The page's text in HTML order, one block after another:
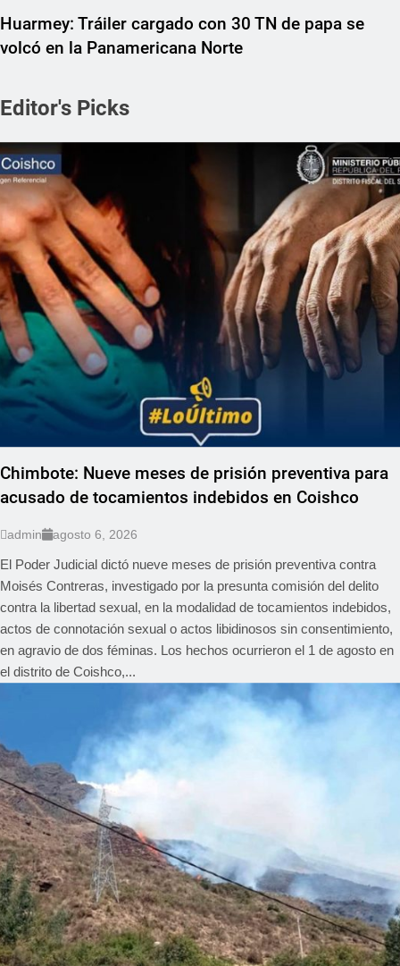
Huarmey: Tráiler cargado con 30 TN de papa se
volcó en la Panamericana Norte
Editor's Picks
REGIONAL
Chimbote: Nueve meses de prisión preventiva para
acusado de tocamientos indebidos en Coishco
admin agosto 6, 2026
El Poder Judicial dictó nueve meses de prisión preventiva contra
Moisés Contreras, investigado por la presunta comisión del delito
contra la libertad sexual, en la modalidad de tocamientos indebidos,
actos de connotación sexual o actos libidinosos sin consentimiento,
en agravio de dos féminas. Los hechos ocurrieron el 1 de agosto en
el distrito de Coishco,...